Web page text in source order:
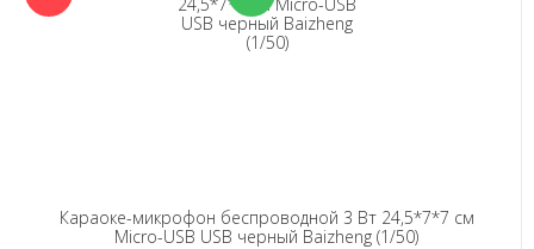
Караоке-микрофон беспроводной 3 Вт 24,5*7*7 см
Micro-USB USB черный Baizheng (1/50)